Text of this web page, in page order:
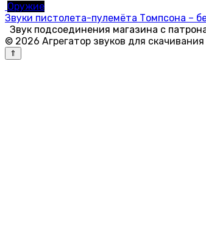
Оружие
Звуки пистолета-пулемёта Томпсона –
Звук подсоединения магазина с
© 2026 Агрегатор звуков для скачивания